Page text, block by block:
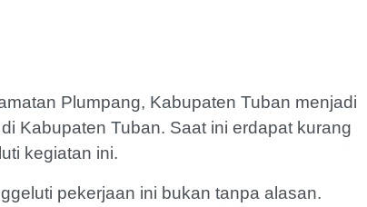
Plumpang, Kabupaten Tuban menjadi
Kabupaten Tuban. Saat ini erdapat kurang
kegiatan ini.
pekerjaan ini bukan tanpa alasan.